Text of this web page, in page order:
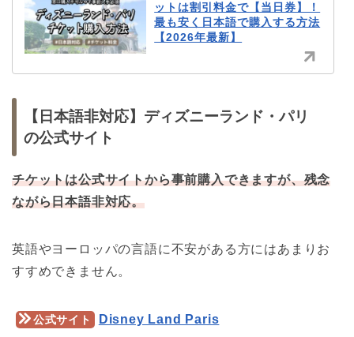
ットは割引料金で【当日券】！
最も安く日本語で購入する方法
【2026年最新】
【日本語非対応】ディズニーランド・パリ
の公式サイト
チケットは公式サイトから事前購入できますが、残念
ながら日本語非対応。
英語やヨーロッパの言語に不安がある方にはあまりお
すすめできません。
公式サイト Disney Land Paris